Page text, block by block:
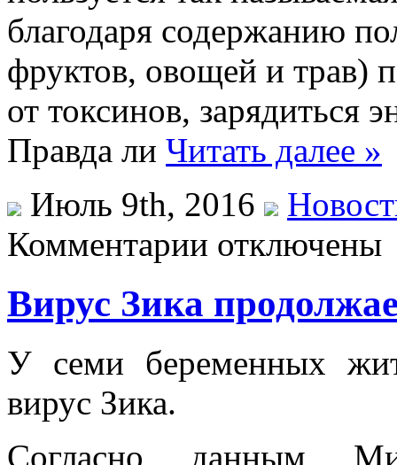
благодаря содержанию
фруктов, овощей и трав)
от токсинов, зарядиться
Правда ли Читать далее »
Июль 9th, 2016
Комментарии отключены
Вирус Зика
У сeми бeрeмeнныx
вирус Зика.
Согласно данным